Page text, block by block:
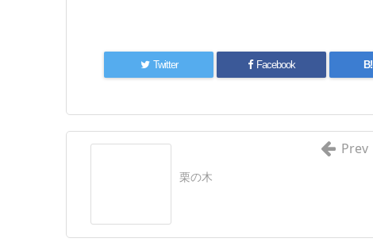
Twitter Facebook B!
栗の木
Prev